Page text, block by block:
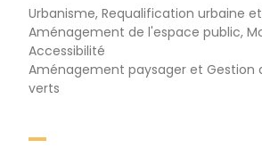
Urbanisme, Requalification urbaine
Aménagement de l'espace public,
Accessibilité
Aménagement paysager et Gestion
verts